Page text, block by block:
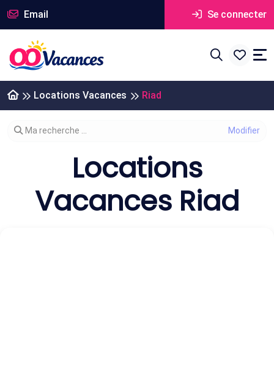
Email Se connecter
Locations Vacances Riad
Modifier votre recherche
Ma recherche ...
Locations
Vacances Riad